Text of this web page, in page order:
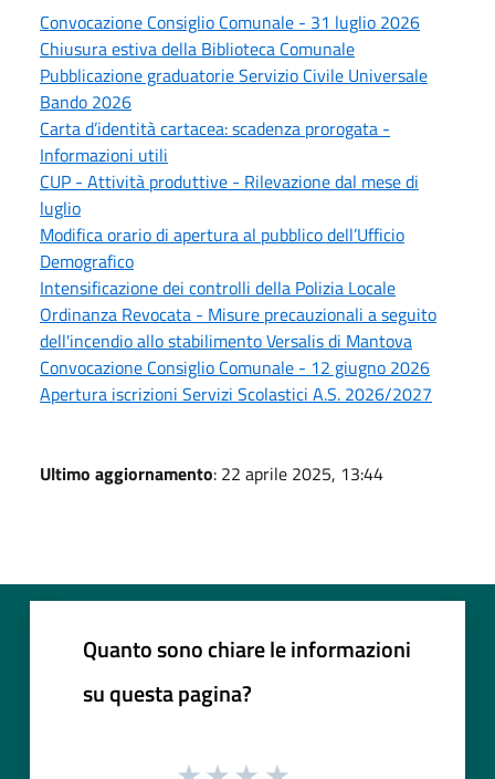
Convocazione Consiglio Comunale - 31 luglio 2026
Chiusura estiva della Biblioteca Comunale
Pubblicazione graduatorie Servizio Civile Universale
Bando 2026
Carta d’identità cartacea: scadenza prorogata -
Informazioni utili
CUP - Attività produttive - Rilevazione dal mese di
luglio
Modifica orario di apertura al pubblico dell’Ufficio
Demografico
Intensificazione dei controlli della Polizia Locale
Ordinanza Revocata - Misure precauzionali a seguito
dell'incendio allo stabilimento Versalis di Mantova
Convocazione Consiglio Comunale - 12 giugno 2026
Apertura iscrizioni Servizi Scolastici A.S. 2026/2027
Ultimo aggiornamento: 22 aprile 2025, 13:44
Quanto sono chiare le informazioni
su questa pagina?